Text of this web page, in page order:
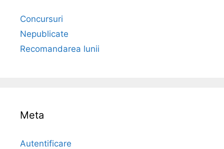
Concursuri
Nepublicate
Recomandarea lunii
Meta
Autentificare